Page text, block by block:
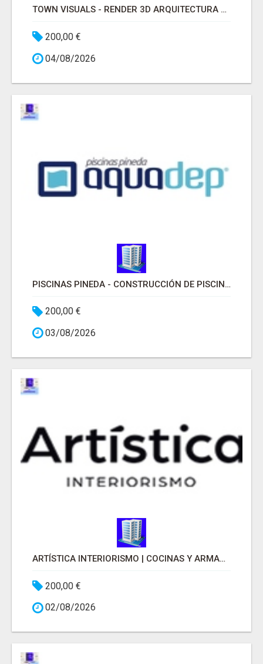
TOWN VISUALS - RENDER 3D ARQUITECTURA MADRID
200,00 €
04/08/2026
PISCINAS PINEDA - CONSTRUCCIÓN DE PISCINAS MADRID
200,00 €
03/08/2026
ARTÍSTICA INTERIORISMO | COCINAS Y ARMARIOS A MEDIDA
200,00 €
02/08/2026